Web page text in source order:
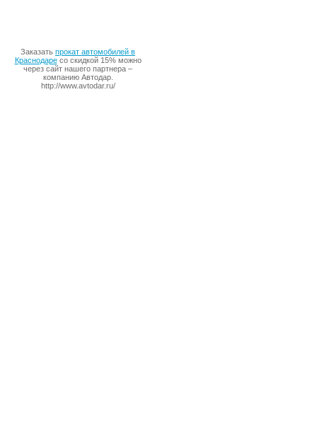
Заказать прокат автомобилей в
Краснодаресо скидкой 15% можно
через сайт нашего партнера –
компанию Автодар.
http://www.avtodar.ru/